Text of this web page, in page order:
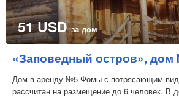
51 USDза дом
«Заповедный остров»,
Дом в аренду №5 Фомы с потрясающим
рассчитан на размещение до 6 человек. В